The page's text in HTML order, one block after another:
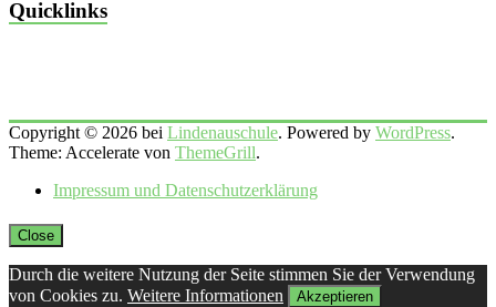
Quicklinks
Copyright © 2026 bei Lindenauschule. Powered by WordPress.
Theme: Accelerate von ThemeGrill.
Impressum und Datenschutzerklärung
Close
Durch die weitere Nutzung der Seite stimmen Sie der Verwendung
von Cookies zu. Weitere Informationen Akzeptieren